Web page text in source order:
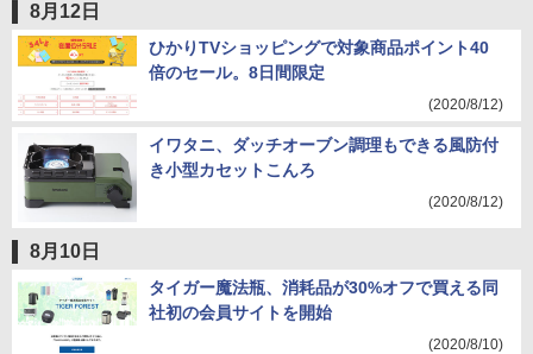
8月12日
ひかりTVショッピングで対象商品ポイント40
倍のセール。8日間限定
(2020/8/12)
イワタニ、ダッチオーブン調理もできる風防付
き小型カセットこんろ
(2020/8/12)
8月10日
タイガー魔法瓶、消耗品が30%オフで買える同
社初の会員サイトを開始
(2020/8/10)